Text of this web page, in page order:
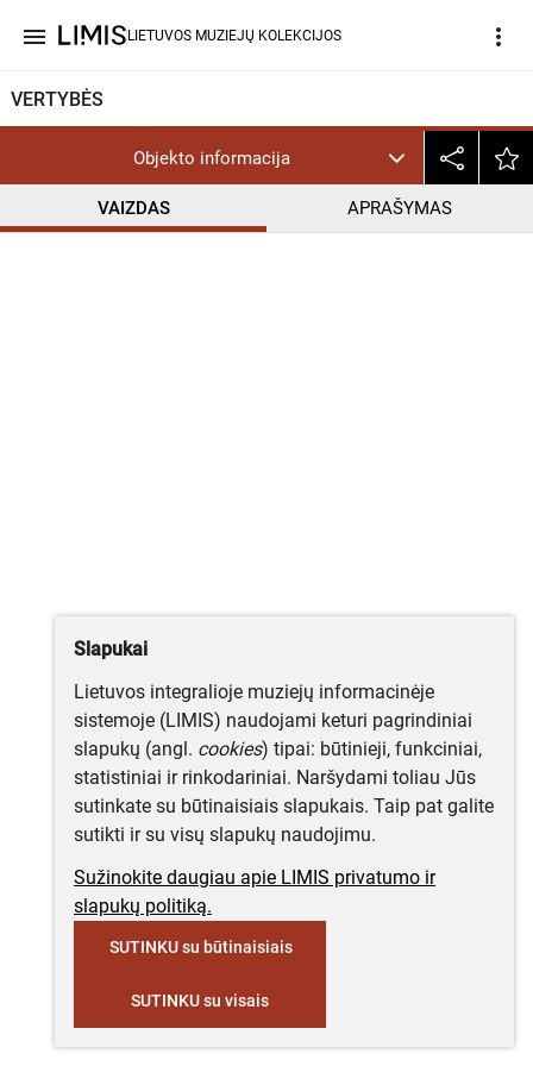
menu LIETUVOS MUZIEJŲ KOLEKCIJOS more_vert
VERTYBĖS
Objekto informacija
VAIZDAS APRAŠYMAS
Slapukai
Lietuvos integralioje muziejų informacinėje
sistemoje (LIMIS) naudojami keturi pagrindiniai
slapukų (angl. cookies) tipai: būtinieji, funkciniai,
statistiniai ir rinkodariniai. Naršydami toliau Jūs
sutinkate su būtinaisiais slapukais. Taip pat galite
sutikti ir su visų slapukų naudojimu.
Sužinokite daugiau apie LIMIS privatumo ir
slapukų politiką.
SUTINKU su būtinaisiais
SUTINKU su visais